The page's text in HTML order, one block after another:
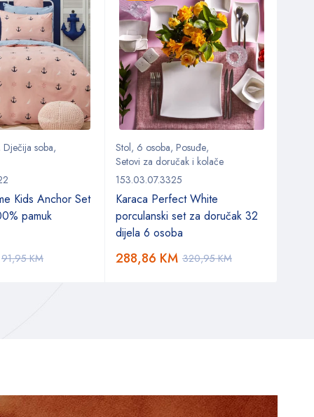
Dječija soba,
Kids Anchor Set
pamuk
91,95KM
Stol, 6 osoba, Posuđe,
Setovi za doručak i kolače
153.03.07.3325
Karaca Perfect White
porculanski set za doručak 32
dijela 6 osoba
320,95KM
288,86 KM